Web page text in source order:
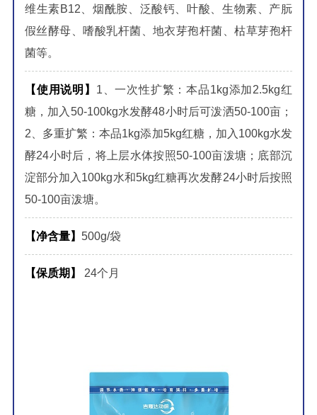
维生素B12、烟酰胺、泛酸钙、叶酸、生物素、产朊
假丝酵母、嗜酸乳杆菌、地衣芽孢杆菌、枯草芽孢杆
菌等。
【使用说明】 1、一次性扩繁：本品1kg添加2.5kg红
糖，加入50-100kg水发酵48小时后可泼洒50-100亩；
2、多重扩繁：本品1kg添加5kg红糖，加入100kg水发
酵24小时后，将上层水体按照50-100亩泼塘；底部沉
淀部分加入100kg水和5kg红糖再次发酵24小时后按照
50-100亩泼塘。
【净含量】 500g/袋
【保质期】 24个月